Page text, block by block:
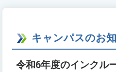
キャンパスのお
令和6年度のインクル